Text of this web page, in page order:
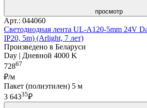
просмотр
Арт.: 044060
Светодиодная лента UL-A120-5mm 24V
IP20, 5m) (Arlight, 7 лет)
Произведено в Беларуси
Day | Дневной 4000 K
72867
₽/м
Пакет (полиэтилен) 5 м
3 64335₽